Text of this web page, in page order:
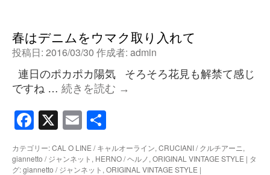
春はデニムをウマク取り入れて
投稿日: 2016/03/30 作成者: admin
連日のポカポカ陽気 そろそろ花見も解禁て感じ
ですね … 続きを読む →
Facebook
X Email
カテゴリー:CAL O LINE / キャルオーライン, CRUCIANI / クルチアーニ,
giannetto / ジャンネット , HERNO / ヘルノ, ORIGINAL VINTAGE STYLE | タ
グ:giannetto / ジャンネット , ORIGINAL VINTAGE STYLE |